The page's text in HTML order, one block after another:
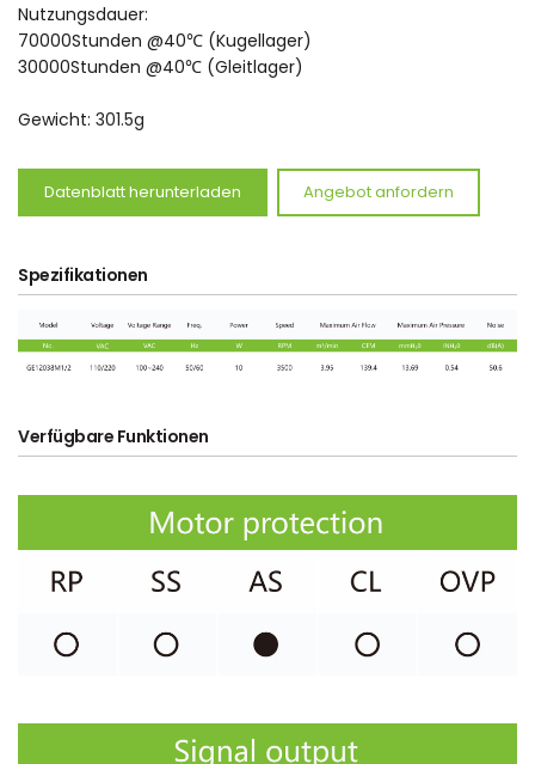
Nutzungsdauer:
70000Stunden @40℃ (Kugellager)
30000Stunden @40℃ (Gleitlager)
Gewicht: 301.5g
Datenblatt herunterladen Angebot anfordern
Spezifikationen
Verfügbare Funktionen